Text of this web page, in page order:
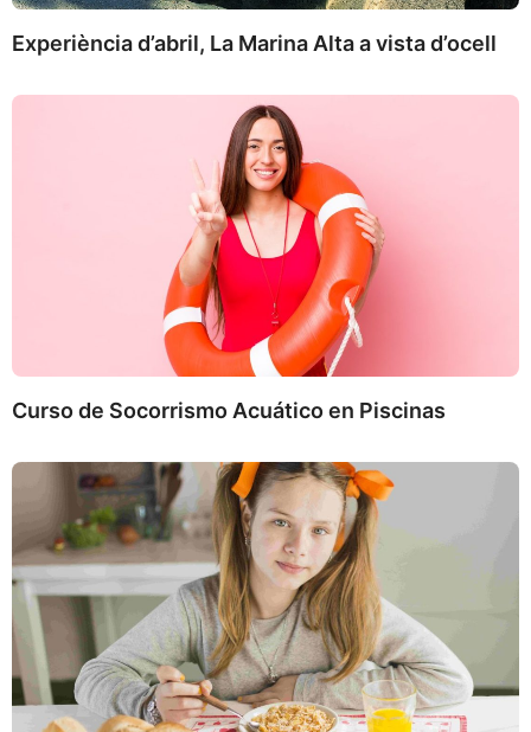
Experiència d’abril, La Marina Alta a vista d’ocell
Curso de Socorrismo Acuático en Piscinas